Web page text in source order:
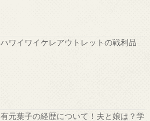
ハワイワイケレアウトレットの戦利品
有元葉子の経歴について！夫と娘は？学